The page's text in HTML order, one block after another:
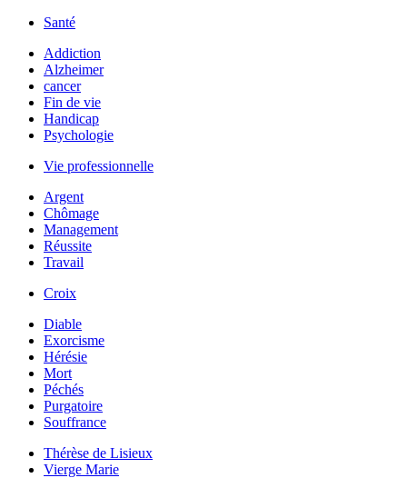
Santé
Addiction
Alzheimer
cancer
Fin de vie
Handicap
Psychologie
Vie professionnelle
Argent
Chômage
Management
Réussite
Travail
Croix
Diable
Exorcisme
Hérésie
Mort
Péchés
Purgatoire
Souffrance
Thérèse de Lisieux
Vierge Marie